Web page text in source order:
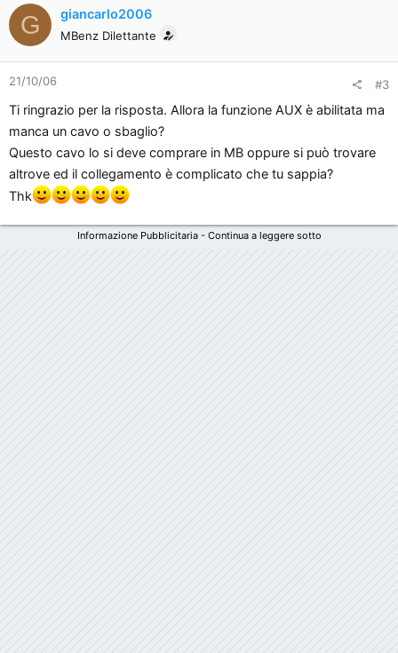
in my car?
Touching in the glove compartment i felt a hole with some
brushes around, just behind the air vents of the
Thanks a lot, bye
Originally posted by benzmodz
Originally posted by firstcapt
OK thx, I thought that when an MB certified module was not
fitted the AUX IN was set to inactive on the Audio 20 radio.
I was surprised seeing it set to active....
Originally posted by benzmodz
The Audio 5 low cost unit has a deactivated AUX (which can
be activated) the Audio 20 is ok.
Originally posted by firstcapt
OK thx so much!
G giancarlo2006
MBenz Dilettante
21/10/06 #3
Ti ringrazio per la risposta. Allora la funzione AUX è abilitata ma
manca un cavo o sbaglio?
Questo cavo lo si deve comprare in MB oppure si può trovare
altrove ed il collegamento è complicato che tu sappia?
Thk
Informazione Pubblicitaria - Continua a leggere sotto